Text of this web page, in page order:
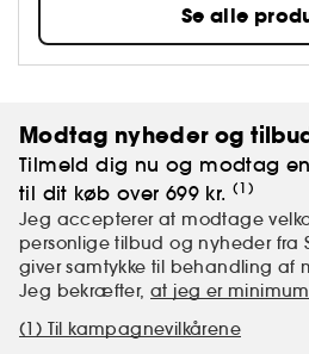
ved at få deres smukke hud
Se alle
Modtag nyheder og
Tilmeld dig nu og modtag
til dit køb over 699 kr. (1)
Jeg accepterer at modtage
personlige tilbud og nyheder fra
giver samtykke til behandling af
Jeg bekræfter,at jeg er
(1) Til kampagnevilkårene